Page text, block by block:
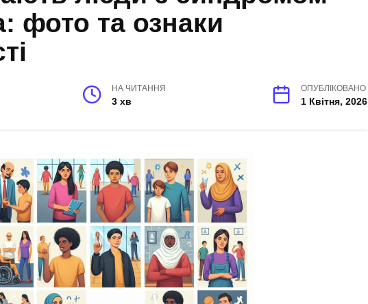
фото та ознаки
НА ЧИТАННЯ
3 хв
ОПУБЛІКОВАНО
1 Квітня, 2026